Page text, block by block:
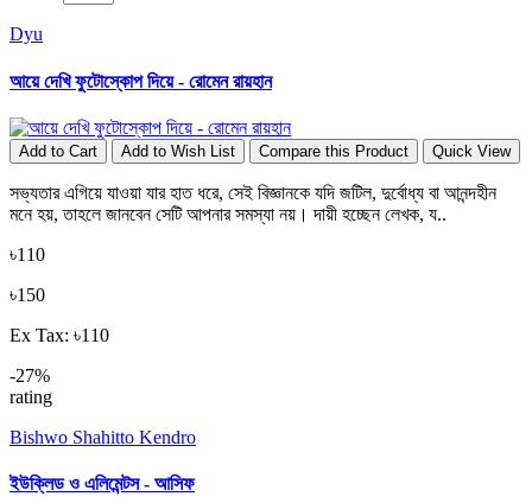
Dyu
আয়ে দেখি ফুটোস্কোপ দিয়ে - রোমেন রায়হান
Add to Cart Add to Wish List Compare this Product Quick View
সভ্যতার এগিয়ে যাওয়া যার হাত ধরে, সেই বিজ্ঞানকে যদি জটিল, দুর্বোধ্য বা আনন্দহীন
মনে হয়, তাহলে জানবেন সেটি আপনার সমস্যা নয়। দায়ী হচ্ছেন লেখক, য..
৳110
৳150
Ex Tax: ৳110
-27%
rating
Bishwo Shahitto Kendro
ইউক্লিড ও এলিমেন্টস - আসিফ